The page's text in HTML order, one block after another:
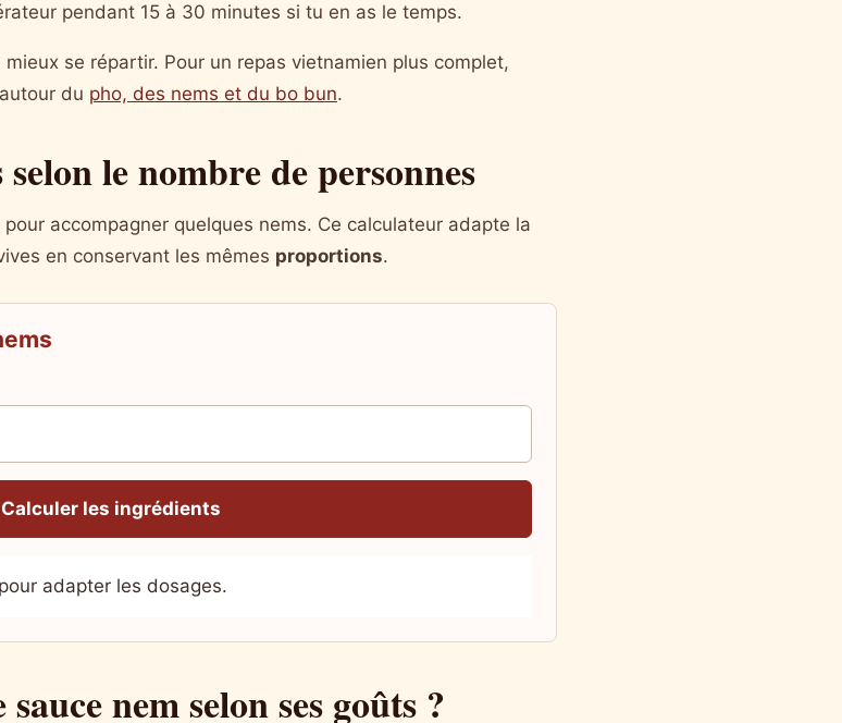
pendant 15 à 30 minutes si tu en as le temps.
se répartir. Pour un repas vietnamien plus complet,
du pho, des nems et du bo bun.
le nombre de personnes
accompagner quelques nems. Ce calculateur adapte la
en conservant les mêmes proportions.
Calculer les ingrédients
adapter les dosages.
nem selon ses goûts ?